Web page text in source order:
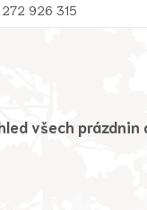
272 926 315
všech prázdnin